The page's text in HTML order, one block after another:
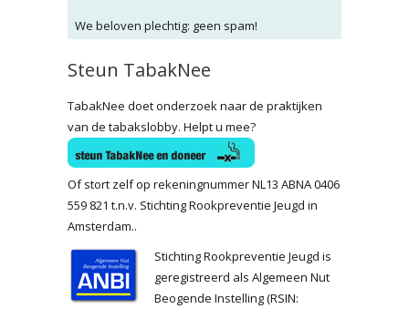
We beloven plechtig: geen spam!
Steun TabakNee
TabakNee doet onderzoek naar de praktijken
van de tabakslobby. Helpt u mee?
Of stort zelf op rekeningnummer NL13 ABNA 0406
559 821 t.n.v. Stichting Rookpreventie Jeugd in
Amsterdam..
Stichting Rookpreventie Jeugd is
geregistreerd als Algemeen Nut
Beogende Instelling (RSIN: